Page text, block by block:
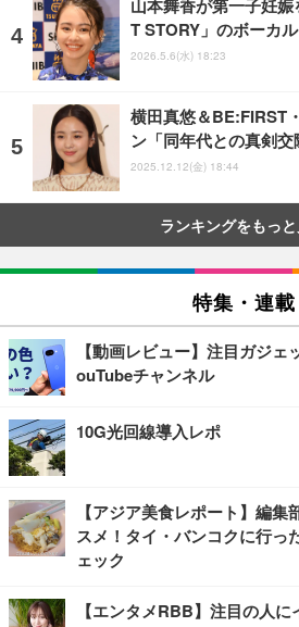
山本舞香が第一子妊
T STORY」のボーカ
2026.5.6(水) 18:23
横田真悠＆BE:FIRST
ン「同年代との真剣交
2025.12.12(金) 18:44
ランキングをもっ
特集・連載
【動画レビュー】注目ガジ
ouTubeチャンネル
10G光回線導入レポ
【アジア美食レポート】編
スメ！タイ・バンコクに行っ
ェック
【エンタメRBB】注目の人